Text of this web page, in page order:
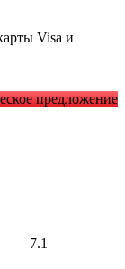
Visa и
предложение
7.1